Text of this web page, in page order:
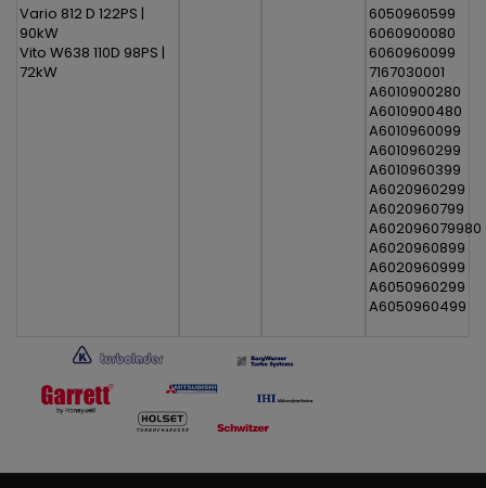
Vario 812 D 122PS |
90kW
Vito W638 110D 98PS |
72kW
6050960599
6060900080
6060960099
7167030001
A6010900280
A6010900480
A6010960099
A6010960299
A6010960399
A6020960299
A6020960799
A602096079980
A6020960899
A6020960999
A6050960299
A6050960499